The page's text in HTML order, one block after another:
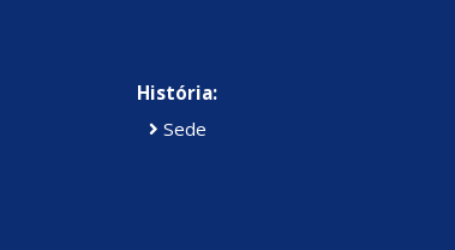
História:
Sede